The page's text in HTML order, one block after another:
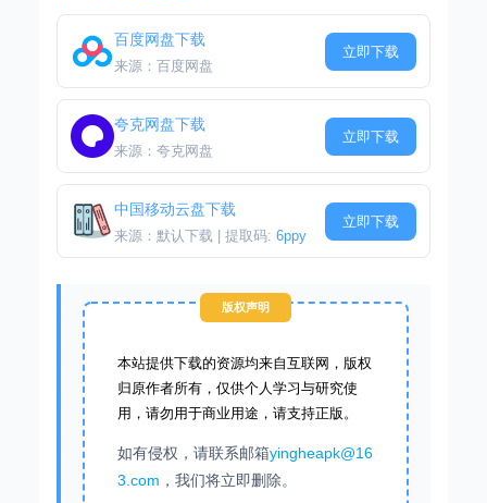
百度网盘下载
来源：百度网盘
立即下载
夸克网盘下载
来源：夸克网盘
立即下载
中国移动云盘下载
来源：默认下载 | 提取码: 6ppy
立即下载
版权声明
本站提供下载的资源均来自互联网，版权
归原作者所有，仅供个人学习与研究使
用，请勿用于商业用途，请支持正版。
如有侵权，请联系邮箱yingheapk@16
3.com ，我们将立即删除。